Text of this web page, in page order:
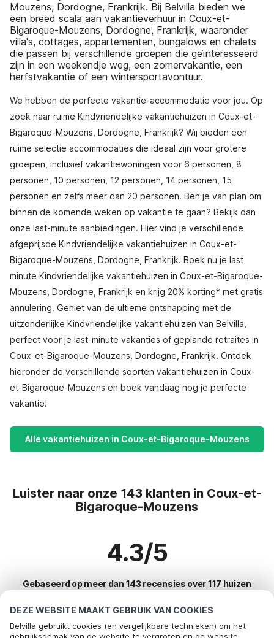
DEZE WEBSITE MAAKT GEBRUIK VAN COOKIES
Belvilla gebruikt cookies (en vergelijkbare technieken) om het
Mouzens, Dordogne, Frankrijk. Bij Belvilla bieden we
een breed scala aan vakantieverhuur in Coux-et-
Bigaroque-Mouzens, Dordogne, Frankrijk, waaronder
villa's, cottages, appartementen, bungalows en chalets
die passen bij verschillende groepen die geïnteresseerd
zijn in een weekendje weg, een zomervakantie, een
herfstvakantie of een wintersportavontuur.
We hebben de perfecte vakantie-accommodatie voor jou. Op
zoek naar ruime Kindvriendelijke vakantiehuizen in Coux-et-
Bigaroque-Mouzens, Dordogne, Frankrijk? Wij bieden een
ruime selectie accommodaties die ideaal zijn voor grotere
groepen, inclusief vakantiewoningen voor 6 personen, 8
personen, 10 personen, 12 personen, 14 personen, 15
personen en zelfs meer dan 20 personen. Ben je van plan om
binnen de komende weken op vakantie te gaan? Bekijk dan
onze last-minute aanbiedingen. Hier vind je verschillende
afgeprijsde Kindvriendelijke vakantiehuizen in Coux-et-
Bigaroque-Mouzens, Dordogne, Frankrijk. Boek nu je last
minute Kindvriendelijke vakantiehuizen in Coux-et-Bigaroque-
Mouzens, Dordogne, Frankrijk en krijg 20% korting* met gratis
annulering. Geniet van de ultieme ontsnapping met de
uitzonderlijke Kindvriendelijke vakantiehuizen van Belvilla,
perfect voor je last-minute vakanties of geplande retraites in
Coux-et-Bigaroque-Mouzens, Dordogne, Frankrijk. Ontdek
hieronder de verschillende soorten vakantiehuizen in Coux-
et-Bigaroque-Mouzens en boek vandaag nog je perfecte
vakantie!
Alle vakantiehuizen in Coux-et-Bigaroque-Mouzens
Luister naar onze 143 klanten in Coux-et-
Bigaroque-Mouzens
4.3/5
Gebaseerd op meer dan 143 recensies over 117 huizen
Meest populaire bestemmingen voor